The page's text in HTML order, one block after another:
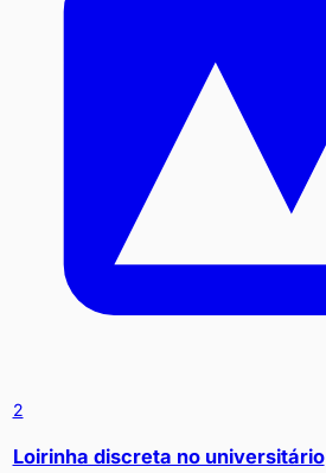
2
Loirinha discreta no universitário